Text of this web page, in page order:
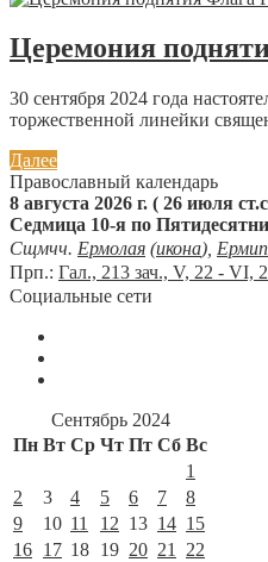
Церемония
30 сентября 2024 года
торжественной линейки
Далее
Православный календарь
8 августа 2026 г. ( 26 июля
Седмица 10-я по
Сщмчч. Ермолая (икона),
Прп.: Гал., 213 зач., V, 22 - VI,
Социальные сети
Сентябрь 2024
Пн Вт Ср Чт Пт Сб Вс
1
2
3 4 5 6 7
8
9
10 11 12 13 14 15
16 17 18 19 20 21
22